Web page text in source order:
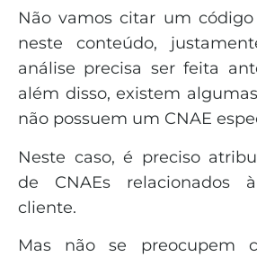
Não vamos citar um
neste conteúdo,
análise precisa ser feita
além disso, existem
não possuem um CNAE
Neste caso, é preciso
de CNAEs relacionados
cliente.
Mas não se preocupem